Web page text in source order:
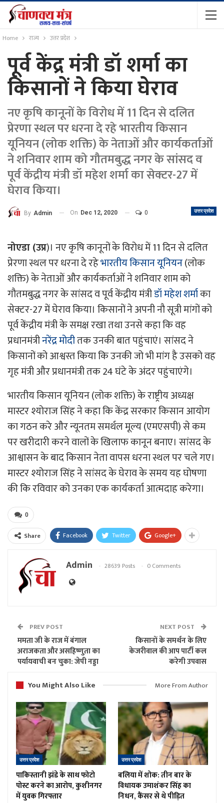
Home राज्य उत्तर प्रदेश
पूर्व केंद्र मंत्री डॉ शर्मा का
किसानों ने किया घेराव
नए कृषि कानूनों के विरोध में 11 दिन से दलित
प्रेरणा स्थल पर धरना दे रहे भारतीय किसान
यूनियन (लोक शक्ति) के नेताओं और कार्यकर्ताओं
ने शनिवार शाम को गौतमबुद्ध नगर के सांसद व
पूर्व केंद्रीय मंत्री डॉ महेश शर्मा का सेक्टर-27 में
घेराव किया।
उत्तर प्रदेश
By Admin On Dec 12, 2020 0
नोएडा (उप्र)। नए कृषि कानूनों के विरोध में 11 दिन से दलित
प्रेरणा स्थल पर धरना दे रहेभारतीय किसान यूनियन(लोक
शक्ति) के नेताओं और कार्यकर्ताओं ने शनिवार शाम को
गौतमबुद्ध नगर के सांसद व पूर्व केंद्रीय मंत्रीडॉ महेश शर्माका
सेक्टर-27 में घेराव किया। किसानों ने अपनी नौ सूत्री मांगों को
पूर्व केंद्रीय मंत्री के समक्ष रखा तथा उनसे कहा कि वह
प्रधानमंत्रीनरेंद्र मोदीतक उनकी बात पहुंचाएं। सांसद ने
किसानों को आश्वस्त किया कि उनकी जो भी मांग है उसको वह
गृह मंत्री और प्रधानमंत्री तक 24 घंटे के अंदर पहुंचाएंगे।
भारतीय किसान यूनियन (लोक शक्ति) के राष्ट्रीय अध्यक्ष
मास्टर श्योराज सिंह ने कहा कि केंद्र सरकार किसान आयोग
का गठन करे और न्यूनतम समर्थल मूल्य (एमएसपी) से कम
पर खरीदारी करने वालों के खिलाफ कानून बनाए। सांसद के
आश्वासन के बाद किसान नेता वापस धरना स्थल पर चले गए।
मास्टर श्योराज सिंह ने सांसद के घेराव के समय यह घोषणा
की कि रविवार को उनका एक कार्यकर्ता आत्मदाह करेगा।
0
Share Facebook Twitter Google+
Admin 28639 Posts 0 Comments
PREV POST
ममता जी के राज में बंगाल
अराजकता और असहिष्णुता का
पर्यायवाची बन चुका: जेपी नड्डा
NEXT POST
किसानों के समर्थन के लिए
केजरीवाल की आप पार्टी कल
करेगी उपवास
You Might Also Like
More From Author
उत्तर प्रदेश
पाकिस्तानी झंडे के साथ फोटो
पोस्ट करने का आरोप, कुशीनगर
में युवक गिरफ्तार
उत्तर प्रदेश
बलिया में शोक: तीन बार के
विधायक उमाशंकर सिंह का
निधन, कैंसर से थे पीड़ित